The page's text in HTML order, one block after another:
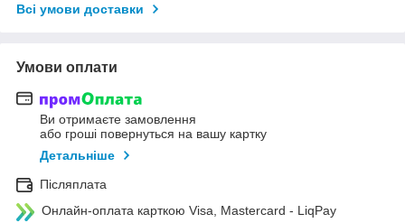
Всі умови доставки
Умови оплати
Ви отримаєте замовлення
або гроші повернуться на вашу картку
Детальніше
Післяплата
Онлайн-оплата карткою Visa, Mastercard - LiqPay